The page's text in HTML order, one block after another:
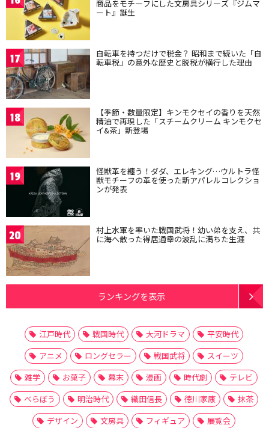
商品をモチーフにした文房具シリーズ『ジムマ
ート』誕生
17 自転車を持つだけで税金？ 昭和まで続いた「自
転車税」の意外な歴史と脱税が横行した理由
18 【季節・数量限定】キンモクセイの香りを天然
精油で再現した「スチームクリーム キンモクセ
イ&茶」新登場
19 怪獣革を纏う！ダダ、エレキング…ウルトラ怪
獣モチーフの革を使った新アパレルコレクショ
ンが発表
20 村上水軍を率いた戦国武将！幼い弟を支え、共
に海へ散った得居通幸の波乱に満ちた生涯
ランキングを表示
江戸時代 戦国時代 大河ドラマ
平安時代
アニメ
ロングセラー 戦国武将
スイーツ
雑学
お菓子 幕末 漫画 時代劇
テレビ
べらぼう
明治時代 織田信長 徳川家康
抹茶
デザイン
文房具 フィギュア
展覧会